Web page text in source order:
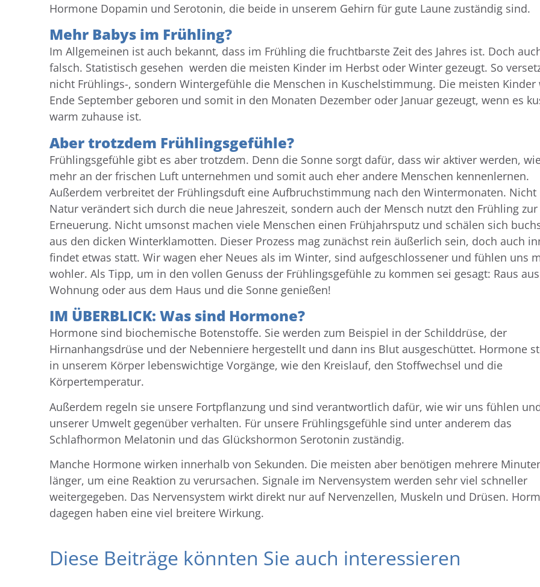
Hormone Dopamin und Serotonin, die beide in unserem Gehirn für gute Laune zuständig sind.
Mehr Babys im Frühling?
Im Allgemeinen ist auch bekannt, dass im Frühling die fruchtbarste Zeit des Jahres ist. Doch
falsch. Statistisch gesehen werden die meisten Kinder im Herbst oder Winter gezeugt. So
nicht Frühlings-, sondern Wintergefühle die Menschen in Kuschelstimmung. Die meisten Kinder
Ende September geboren und somit in den Monaten Dezember oder Januar gezeugt, wenn es
warm zuhause ist.
Aber trotzdem Frühlingsgefühle?
Frühlingsgefühle gibt es aber trotzdem. Denn die Sonne sorgt dafür, dass wir aktiver werden,
mehr an der frischen Luft unternehmen und somit auch eher andere Menschen kennenlernen.
Außerdem verbreitet der Frühlingsduft eine Aufbruchstimmung nach den Wintermonaten.
Natur verändert sich durch die neue Jahreszeit, sondern auch der Mensch nutzt den Frühling zur
Erneuerung. Nicht umsonst machen viele Menschen einen Frühjahrsputz und schälen sich
aus den dicken Winterklamotten. Dieser Prozess mag zunächst rein äußerlich sein, doch auch
findet etwas statt. Wir wagen eher Neues als im Winter, sind aufgeschlossener und fühlen uns
wohler. Als Tipp, um in den vollen Genuss der Frühlingsgefühle zu kommen sei gesagt: Raus
Wohnung oder aus dem Haus und die Sonne genießen!
IM ÜBERBLICK: Was sind Hormone?
Hormone sind biochemische Botenstoffe. Sie werden zum Beispiel in der Schilddrüse, der
Hirnanhangsdrüse und der Nebenniere hergestellt und dann ins Blut ausgeschüttet. Hormone
in unserem Körper lebenswichtige Vorgänge, wie den Kreislauf, den Stoffwechsel und die
Körpertemperatur.
Außerdem regeln sie unsere Fortpflanzung und sind verantwortlich dafür, wie wir uns fühlen
unserer Umwelt gegenüber verhalten. Für unsere Frühlingsgefühle sind unter anderem das
Schlafhormon Melatonin und das Glückshormon Serotonin zuständig.
Manche Hormone wirken innerhalb von Sekunden. Die meisten aber benötigen mehrere
länger, um eine Reaktion zu verursachen. Signale im Nervensystem werden sehr viel schneller
weitergegeben. Das Nervensystem wirkt direkt nur auf Nervenzellen, Muskeln und Drüsen.
dagegen haben eine viel breitere Wirkung.
Diese Beiträge könnten Sie auch interessieren